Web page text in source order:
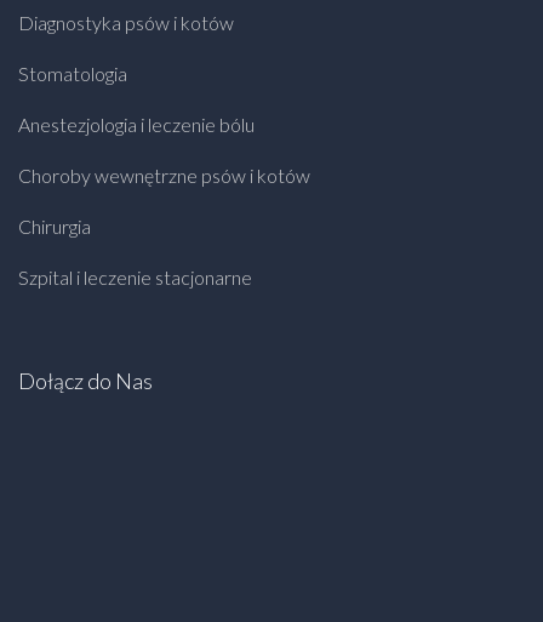
Diagnostyka psów i kotów
Stomatologia
Anestezjologia i leczenie bólu
Choroby wewnętrzne psów i kotów
Chirurgia
Szpital i leczenie stacjonarne
Dołącz do Nas